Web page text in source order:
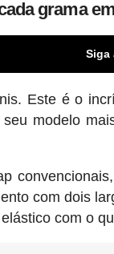
grama
Siga
Este é o
modelo
com dois
com o